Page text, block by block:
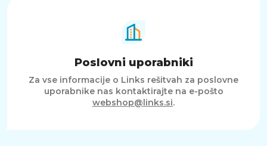
Poslovni uporabniki
Za vse informacije o Links rešitvah za poslovne
uporabnike nas kontaktirajte na e-pošto
webshop@links.si.